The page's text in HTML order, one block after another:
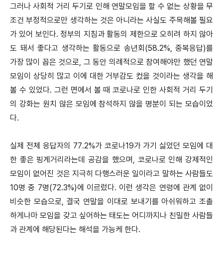
그러나 사회적 거리 두기로 인해 연말모임을 할 수 없는 상황을 무
조건 부정적으로만 생각하는 것은 아니라는 사실도 주목해볼 필요
가 있어 보인다. 정부의 지침과 활동의 제한으로 오히려 하지 않아
도 돼서 좋다고 생각하는 활동으로 송년회(58.2%, 중복응답)를
가장 많이 꼽은 것으로, 그 동안 의례적으로 참여해야만 했던 연말
모임이 상당히 많고 이에 대한 거부감도 컸을 것이라는 생각을 해
볼 수 있었다. 그런 면에서 볼 때 코로나로 인한 사회적 거리 두기
의 강화는 원치 않은 모임에 참석하지 않을 명분이 되는 모습이었
다.
실제 전체 응답자의 77.2%가 코로나19가 가기 싫었던 모임에 대
한 좋은 핑계거리라는데 공감을 했으며, 코로나로 인해 강제적인
모임이 없어진 것은 지극히 다행스러운 일이라고 말하는 사람들도
10명 중 7명(72.3%)에 이르렀다. 이런 생각은 연령에 관계 없이
비슷한 모습으로, 결국 연말을 이대로 보내기를 아쉬워하고 조촐
하게나마 모임을 갖고 싶어하는 태도는 어디까지나 친밀한 사람들
과 관계에 해당된다는 해석을 가능케 한다.